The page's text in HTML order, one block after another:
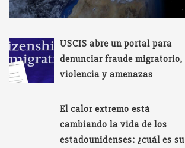
USCIS abre un portal para
denunciar fraude migratorio,
violencia y amenazas
El calor extremo está
cambiando la vida de los
estadounidenses: ¿cuál es su